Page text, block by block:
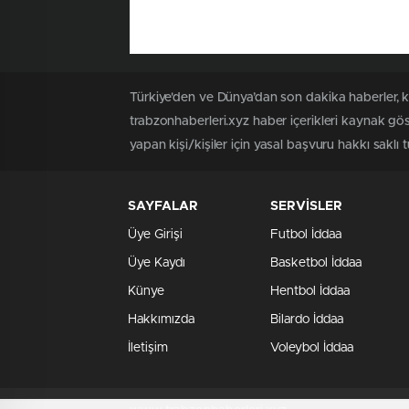
Türkiye'den ve Dünya’dan son dakika
trabzonhaberleri.xyz haber içerikleri kaynak
yapan kişi/kişiler için yasal başvuru hakkı
SAYFALAR
Üye Girişi
Üye Kaydı
Künye
Hakkımızda
İletişim
SERVİSLER
Futbol İddaa
Basketbol İddaa
Hentbol İddaa
Bilardo İddaa
Voleybol İddaa